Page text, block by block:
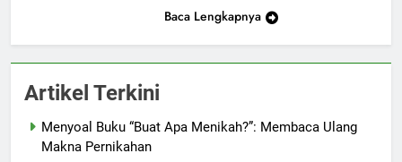
Baca Lengkapnya
Artikel Terkini
Menyoal Buku “Buat Apa Menikah?”: Membaca Ulang
Makna Pernikahan